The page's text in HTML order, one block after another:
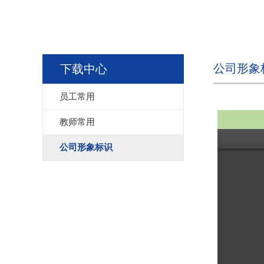
下载中心
员工常用
教师常用
公司形象标识
公司形象